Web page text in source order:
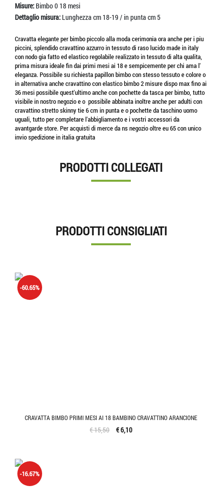
Misure: Bimbo 0 18 mesi
Dettaglio misura: Lunghezza cm 18-19 / in punta cm 5
Cravatta elegante per bimbo piccolo alla moda cerimonia ora anche per i piu
piccini, splendido cravattino azzurro in tessuto di raso lucido made in italy
con nodo gia fatto ed elastico regolabile realizzato in tessuto di alta qualita,
prima misura ideale fin dai primi mesi ai 18 e sempicemente per chi ama l'
eleganza. Possibile su richiesta papillon bimbo con stesso tessuto e colore o
in alternativa anche cravattino con elastico bimbo 2 misure dispo max fino ai
36 mesi possibile quest'ultimo anche con pochette da tasca per bimbo, tutto
visibile in nostro negozio e o possibile abbinata inoltre anche per adulti con
cravattino stretto skinny tie 6 cm in punta e o pochette da taschino uomo
uguali, tutto per completare l'abbigliamento e i vostri accessori da
avantgarde store. Per acquisti di merce da ns negozio oltre eu 65 con unico
invio spedizione in italia gratuita
PRODOTTI COLLEGATI
PRODOTTI CONSIGLIATI
CRAVATTA BIMBO PRIMI MESI AI 18 BAMBINO CRAVATTINO ARANCIONE
-60.65%
€ 15,50 € 6,10
-16.67%